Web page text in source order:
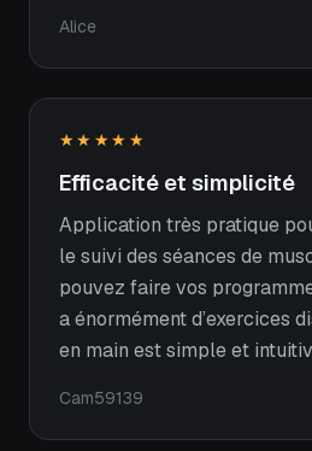
Alice
★★★★★
Efficacité et simplicité
Application très pratique
le suivi des séances de
pouvez faire vos
a énormément d’exercices
en main est simple et
Cam59139